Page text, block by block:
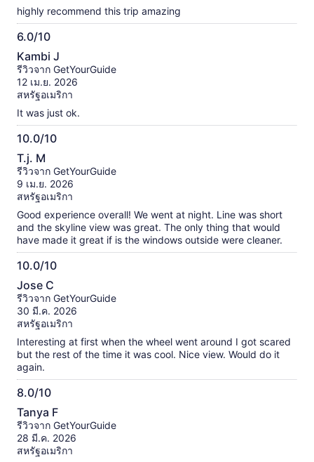
highly recommend this trip amazing
6.0/10
6.0
จาก
10
Kambi J
รีวิวจาก GetYourGuide
12 เม.ย. 2026
สหรัฐอเมริกา
It was just ok.
10.0/10
10.0
จาก
10
T.j. M
รีวิวจาก GetYourGuide
9 เม.ย. 2026
สหรัฐอเมริกา
Good experience overall! We went at night. Line was short
and the skyline view was great. The only thing that would
have made it great if is the windows outside were cleaner.
10.0/10
10.0
จาก
10
Jose C
รีวิวจาก GetYourGuide
30 มี.ค. 2026
สหรัฐอเมริกา
Interesting at first when the wheel went around I got scared
but the rest of the time it was cool. Nice view. Would do it
again.
8.0/10
8.0
จาก
10
Tanya F
รีวิวจาก GetYourGuide
28 มี.ค. 2026
สหรัฐอเมริกา